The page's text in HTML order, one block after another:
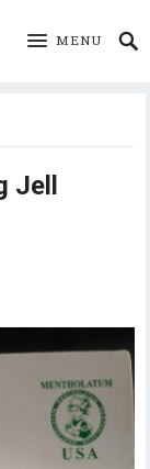
MENU
Jell